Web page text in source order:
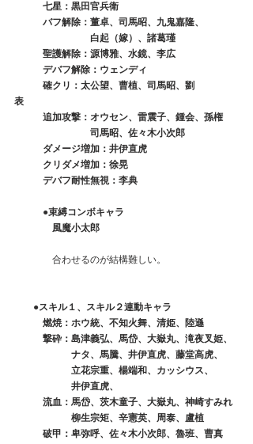
七星：黒田官兵衛
バフ解除：董卓、司馬昭、九鬼嘉隆、
白起（嫁）、諸葛瑾
聖護解除：源博雅、水鏡、李広
デバフ解除：ウェンディ
確クリ：太公望、曹植、司馬昭、劉
表
追加攻撃：オウセン、雷震子、鍾会、孫権
司馬昭、佐々木小次郎
ダメージ増加：井伊直虎
クリダメ増加：徐晃
デバフ耐性無視：李典
●束縛コンボキャラ
風魔小太郎
合わせるのが結構難しい。
●スキル１、スキル２連動キャラ
燃焼：ホウ統、不知火舞、清姫、陸遜
撃砕：島津義弘、馬岱、大嶽丸、滝夜叉姫、
ナタ、馬騰、井伊直虎、藤堂高虎、
立花宗重、楊端和、カッシウス、
井伊直虎、
流血：馬岱、茨木童子、大嶽丸、神崎すみれ
柳生宗矩、辛憲英、周泰、盧植
破甲：卑弥呼、佐々木小次郎、魯班、曹真